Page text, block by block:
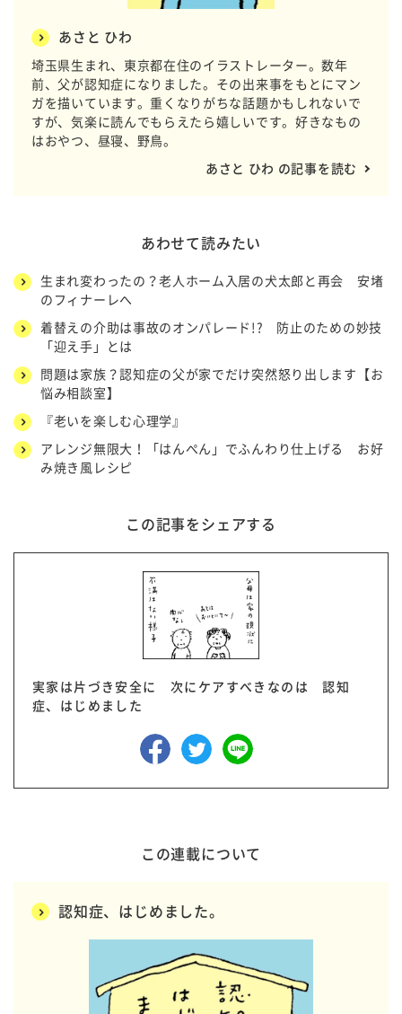
あさと ひわ
埼玉県生まれ、東京都在住のイラストレーター。数年
前、父が認知症になりました。その出来事をもとにマン
ガを描いています。重くなりがちな話題かもしれないで
すが、気楽に読んでもらえたら嬉しいです。好きなもの
はおやつ、昼寝、野鳥。
あさと ひわ の記事を読む
あわせて読みたい
生まれ変わったの？老人ホーム入居の犬太郎と再会 安堵
のフィナーレへ
着替えの介助は事故のオンパレード!? 防止のための妙技
「迎え手」とは
問題は家族？認知症の父が家でだけ突然怒り出します【お
悩み相談室】
『老いを楽しむ心理学』
アレンジ無限大！「はんぺん」でふんわり仕上げる お好
み焼き風レシピ
この記事をシェアする
実家は片づき安全に 次にケアすべきなのは 認知
症、はじめました
この連載について
認知症、はじめました。